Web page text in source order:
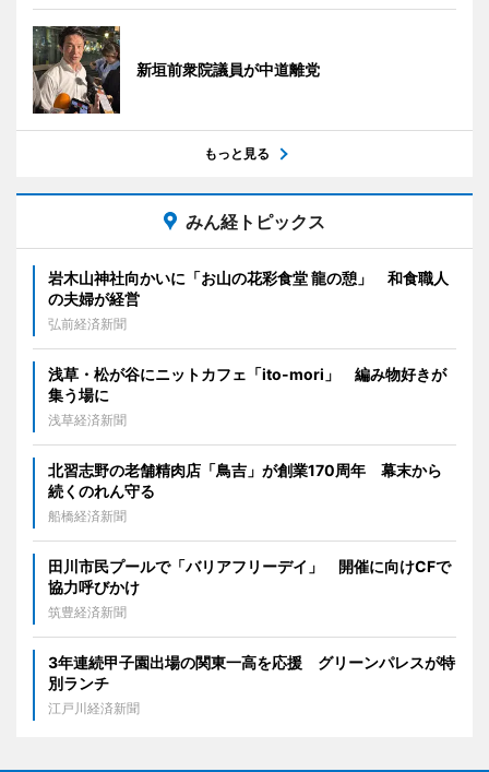
新垣前衆院議員が中道離党
もっと見る
みん経トピックス
岩木山神社向かいに「お山の花彩食堂 龍の憩」 和食職人
の夫婦が経営
弘前経済新聞
浅草・松が谷にニットカフェ「ito-mori」 編み物好きが
集う場に
浅草経済新聞
北習志野の老舗精肉店「鳥吉」が創業170周年 幕末から
続くのれん守る
船橋経済新聞
田川市民プールで「バリアフリーデイ」 開催に向けCFで
協力呼びかけ
筑豊経済新聞
3年連続甲子園出場の関東一高を応援 グリーンパレスが特
別ランチ
江戸川経済新聞